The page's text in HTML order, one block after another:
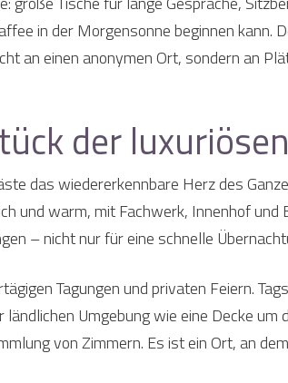
in der Morgensonne beginnen
an einen anonymen Ort, sondern an
der
das wiedererkennbare Herz des
und warm, mit Fachwerk, Innenhof
– nicht nur für eine schnelle
Tagungen und privaten Feiern.
Umgebung wie eine Decke
von Zimmern. Es ist ein Ort, an